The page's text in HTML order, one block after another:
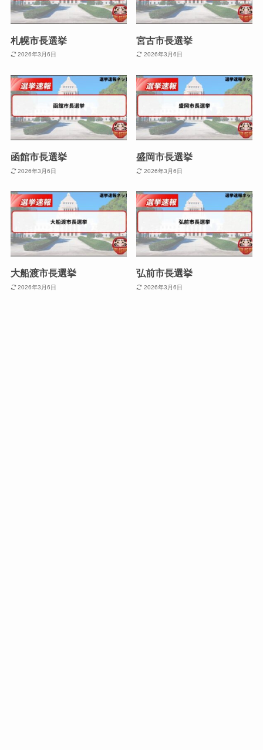
札幌市長選挙
2026年3月6日
宮古市長選挙
2026年3月6日
函館市長選挙
2026年3月6日
盛岡市長選挙
2026年3月6日
大船渡市長選挙
2026年3月6日
弘前市長選挙
2026年3月6日